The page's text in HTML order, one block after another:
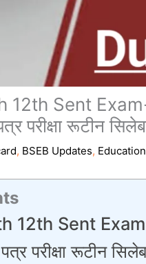
Sent Exam-
परीक्षा रूटीन
, BSEB Updates, Education
12th Sent
परीक्षा रूटीन